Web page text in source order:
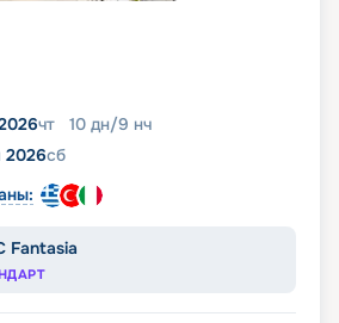
чт 10 дн/9 нч
2026сб
Fantasia